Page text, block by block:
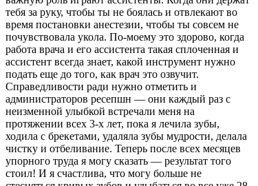
тебя за руку, чтобы ты не боялась и отвлекают во
время постановки анестезии, чтобы ты совсем не
почувствовала укола. По-моему это здорово, когда
работа врача и его ассистента такая сплоченная и
ассистент всегда знает, какой инструмент нужно
подать еще до того, как врач это озвучит.
Справедливости ради нужно отметить и
администраторов ресепшн — они каждый раз с
неизменной улыбкой встречали меня на
протяжении всех 3-х лет, пока я лечила зубы,
ходила с брекетами, удаляла зубы мудрости, делала
чистку и отбеливание. Теперь после всех месяцев
упорного труда я могу сказать — результат того
стоил! И я счастлива, что могу больше не